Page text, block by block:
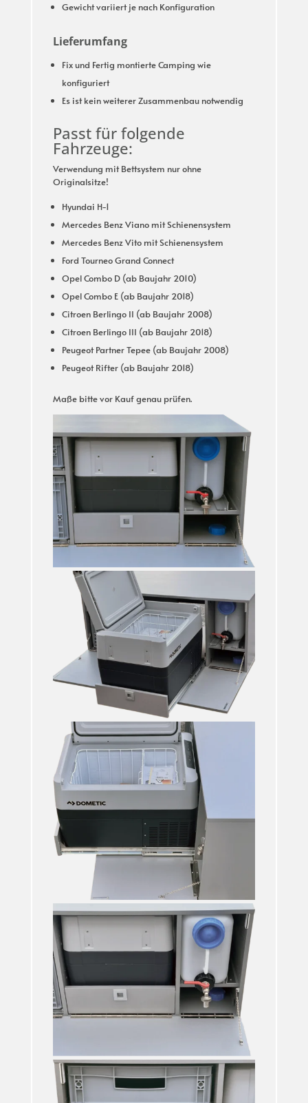
Gewicht variiert je nach Konfiguration
Lieferumfang
Fix und Fertig montierte Camping wie
konfiguriert
Es ist kein weiterer Zusammenbau notwendig
Passt für folgende
Fahrzeuge:
Verwendung mit Bettsystem nur ohne
Originalsitze!
Hyundai H-1
Mercedes Benz Viano mit Schienensystem
Mercedes Benz Vito mit Schienensystem
Ford Tourneo Grand Connect
Opel Combo D (ab Baujahr 2010)
Opel Combo E (ab Baujahr 2018)
Citroen Berlingo II (ab Baujahr 2008)
Citroen Berlingo III (ab Baujahr 2018)
Peugeot Partner Tepee (ab Baujahr 2008)
Peugeot Rifter (ab Baujahr 2018)
Maße bitte vor Kauf genau prüfen.